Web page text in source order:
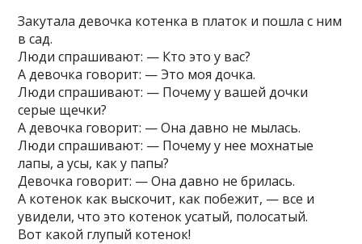
Закутала девочка котенка в платок и пошла с ним
в сад.
Люди спрашивают: — Кто это у вас?
А девочка говорит: — Это моя дочка.
Люди спрашивают: — Почему у вашей дочки
серые щечки?
А девочка говорит: — Она давно не мылась.
Люди спрашивают: — Почему у нее мохнатые
лапы, а усы, как у папы?
Девочка говорит: — Она давно не брилась.
А котенок как выскочит, как побежит, — все и
увидели, что это котенок усатый, полосатый.
Вот какой глупый котенок!